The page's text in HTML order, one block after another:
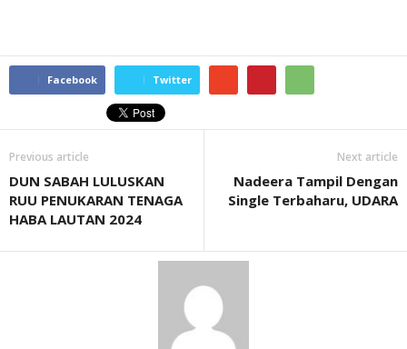
Facebook Twitter
Previous article
DUN SABAH LULUSKAN
RUU PENUKARAN TENAGA
HABA LAUTAN 2024
Next article
Nadeera Tampil Dengan
Single Terbaharu, UDARA